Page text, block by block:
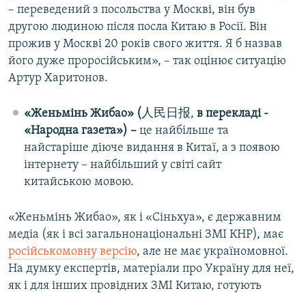
– переведений з посольства у Москві, він був
другою людиною після посла Китаю в Росії. Він
прожив у Москві 20 років свого життя. Я б назвав
його дуже проросійським», – так оцінює ситуацію
Артур Харитонов.
«Женьмінь Жибао» ( 人民日报, в перекладі -
«Народна газета») –це найбільше та
найстаріше діюче видання в Китаї, а з появою
інтернету – найбільший у світі сайт
китайською мовою.
«Женьмінь Жибао», як і «Сіньхуа», є державним
медіа (як і всі загальнонаціональні ЗМІ КНР), має
російськомовну версію, але не має україномовної.
На думку експертів, матеріали про Україну для неї,
як і для інших провідних ЗМІ Китаю, готують